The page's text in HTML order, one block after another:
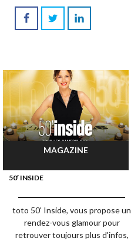
MAGAZINE
50′ INSIDE
toto 50' Inside, vous propose un
rendez-vous glamour pour
retrouver toujours plus d'infos,